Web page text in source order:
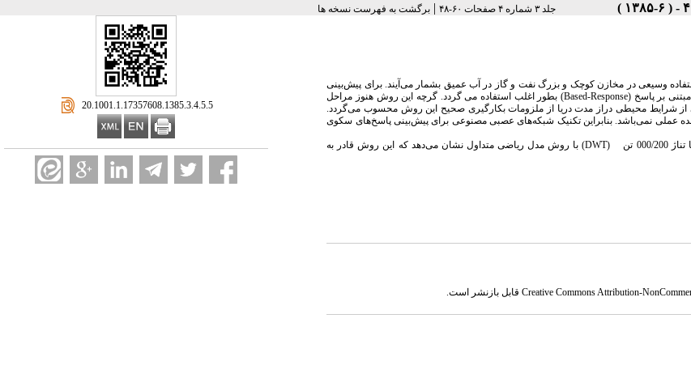
جلد ۳ شماره ۴ صفحات ۶۰-۴۸ | برگشت به فهرست نسخه ها
‎ 20.1001.1.17357608.1385.3.4.5.5
وسیعی در مخازن کوچک و بزرگ نفت و گاز در آب عمیق بشمار می‌آیند. برای پیش‌بینی
بر پاسخ (Response
-
Based) بطور اغلب استفاده می گردد. گرچه این روش هنوز مراحل
از شرایط محیطی دراز مدت دریا از ملزومات بکارگیری صحیح این روش محسوب می‌گردد.
محیطی در نظر گرفته شده عملی نمی‌باشد. بنابراین تکنیک شبکه‌های عصبی مصنوعی برای پیش‌بینی پاسخ‌های سکوی
000/200 تن ( DWT) با روش مدل ریاضی متداول نشان می‌دهد که این روش قادر به
Creative Commons Attribution-قابل بازنشر است.